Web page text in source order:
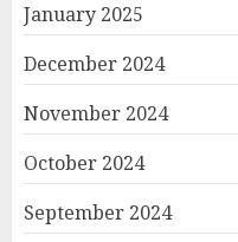
January 2025
December 2024
November 2024
October 2024
September 2024